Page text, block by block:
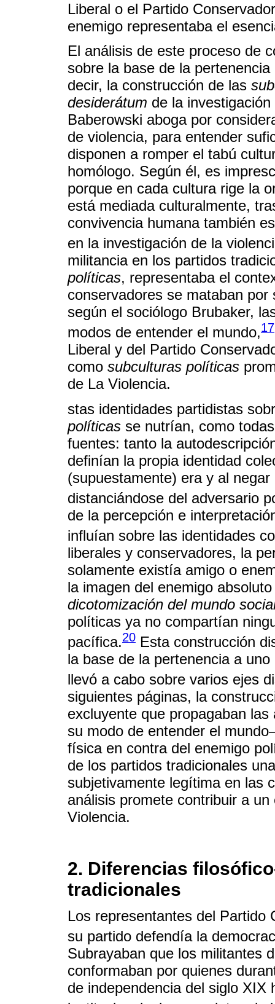
Liberal o el Partido
enemigo representaba el
El análisis de este proceso de
sobre la base de la
decir, la construcción de las
desiderátum de la
Baberowski aboga por
de violencia, para entender
disponen a romper el tabú
homólogo. Según él, es
porque en cada cultura rige la
está mediada culturalmente,
convivencia humana también
en la investigación de la
militancia en los partidos
políticas, representaba el
conservadores se mataban
según el sociólogo Brubaker,
modos de entender el mundo,17
Liberal y del Partido
como subculturas políticas
de La Violencia.
stas identidades partidistas
políticas se nutrían, como
fuentes: tanto la
definían la propia identidad
(supuestamente) era y al
distanciándose del adversario
de la percepción e
influían sobre las identidades
liberales y conservadores, la
solamente existía amigo o
la imagen del enemigo
dicotomización del mundo
políticas ya no compartían
pacífica.20 Esta construcción
la base de la pertenencia a
llevó a cabo sobre varios ejes
siguientes páginas, la
excluyente que propagaban
su modo de entender el
física en contra del enemigo
de los partidos tradicionales
subjetivamente legítima en las
análisis promete contribuir a
Violencia.
2. Diferencias
tradicionales
Los representantes del Partido
su partido defendía la
Subrayaban que los militantes
conformaban por quienes
de independencia del siglo